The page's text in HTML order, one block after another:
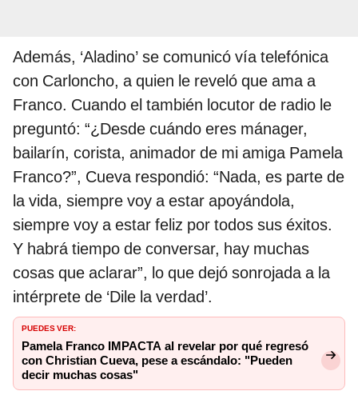
Además, ‘Aladino’ se comunicó vía telefónica
con Carloncho, a quien le reveló que ama a
Franco. Cuando el también locutor de radio le
preguntó: “¿Desde cuándo eres mánager,
bailarín, corista, animador de mi amiga Pamela
Franco?”, Cueva respondió: “Nada, es parte de
la vida, siempre voy a estar apoyándola,
siempre voy a estar feliz por todos sus éxitos.
Y habrá tiempo de conversar, hay muchas
cosas que aclarar”, lo que dejó sonrojada a la
intérprete de ‘Dile la verdad’.
PUEDES VER:
Pamela Franco IMPACTA al revelar por qué regresó
con Christian Cueva, pese a escándalo: "Pueden
decir muchas cosas"